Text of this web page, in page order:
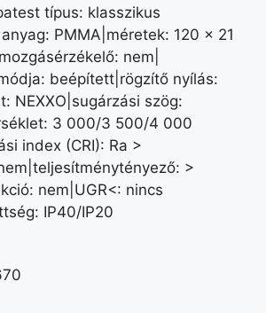
típus: klasszikus
PMMA|méretek: 120 × 21
nem|
beépített|rögzítő nyílás:
NEXXO|sugárzási szög:
3 000/3 500/4 000
index (CRI): Ra >
>
nem|UGR<: nincs
IP40/IP20